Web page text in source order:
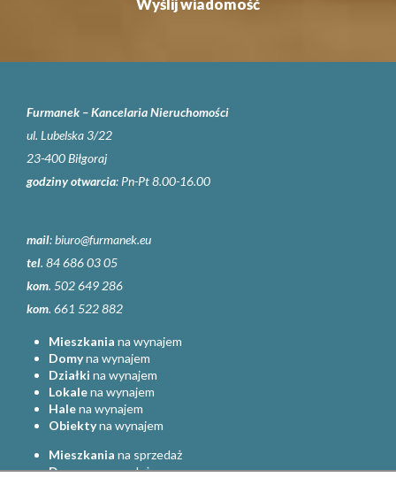
Furmanek – Kancelaria Nieruchomości
ul. Lubelska 3/22
23-400 Biłgoraj
godziny otwarcia: Pn-Pt 8.00-16.00
mail:biuro@furmanek.eu
tel. 84 686 03 05
kom. 502 649 286
kom. 661 522 882
Mieszkania na wynajem
Domyna wynajem
Działki na wynajem
Lokalena wynajem
Halena wynajem
Obiektyna wynajem
Mieszkania na sprzedaż
Domyna sprzedaż